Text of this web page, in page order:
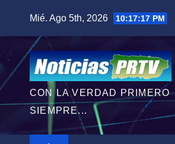
contenido
Mié. Ago 5th, 2026 10:17:18 PM
CON LA VERDAD PRIMERO
SIEMPRE...